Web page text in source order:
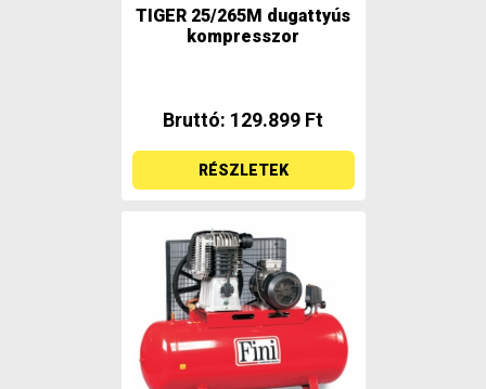
TIGER 25/265M dugattyús
kompresszor
Bruttó: 129.899 Ft
RÉSZLETEK